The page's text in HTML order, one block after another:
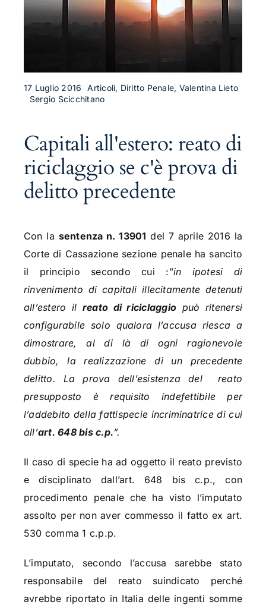
17 Luglio 2016
Articoli, Diritto Penale, Valentina Lieto
Sergio Scicchitano
Capitali all'estero: reato di
riciclaggio se c'è prova di
delitto precedente
Con la sentenza n. 13901 del 7 aprile 2016 la
Corte di Cassazione sezione penale ha sancito
il principio secondo cui :”in ipotesi di
rinvenimento di capitali illecitamente detenuti
all’estero il reato di riciclaggio può ritenersi
configurabile solo qualora l’accusa riesca a
dimostrare, al di là di ogni ragionevole
dubbio, la realizzazione di un precedente
delitto. La prova dell’esistenza del
reato
presupposto è requisito indefettibile per
l’addebito della fattispecie incriminatrice di cui
all’art. 648 bis c.p.”.
Il caso di specie ha ad oggetto il reato previsto
e disciplinato dall’art. 648 bis c.p., con
procedimento penale che ha visto l’imputato
assolto per non aver commesso il fatto ex art.
530 comma 1 c.p.p.
L’imputato, secondo l’accusa sarebbe stato
responsabile del reato suindicato perché
avrebbe riportato in Italia delle ingenti somme